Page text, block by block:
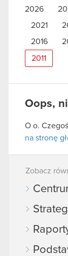
2026
2021
2016
2011
Oops,
O o.
na stronę
Zobacz